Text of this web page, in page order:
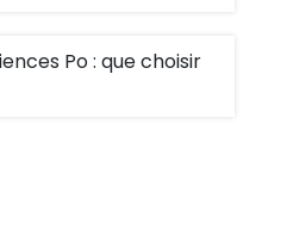
Po : que choisir